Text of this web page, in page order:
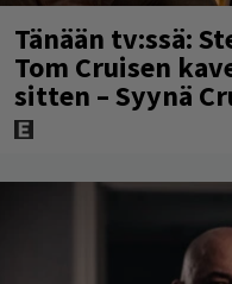
Tänään tv:ssä:
Tom Cruisen
sitten – Syynä